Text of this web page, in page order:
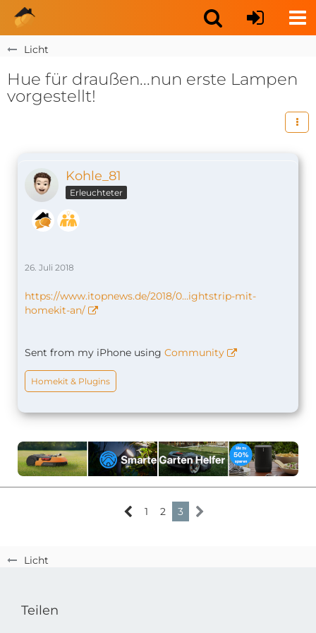
Licht
Licht
Hue für draußen...nun erste Lampen
vorgestellt!
Kohle_81
Erleuchteter
26. Juli 2018
https://www.itopnews.de/2018/0…ightstrip-mit-
homekit-an/
Sent from my iPhone using Community
Homekit & Plugins
1 2 3
Teilen